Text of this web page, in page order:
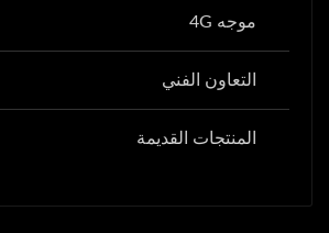
موجه 4G
التعاون الفني
المنتجات القديمة